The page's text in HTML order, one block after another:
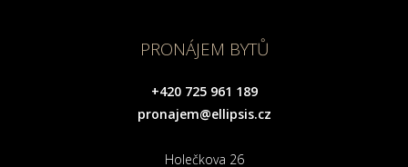
PRONÁJEM BYTŮ
+420 725 961 189
pronajem@ellipsis.cz
Holečkova 26